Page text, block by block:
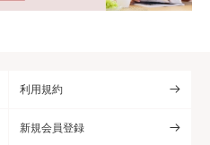
利用規約
新規会員登録